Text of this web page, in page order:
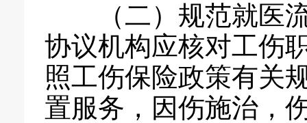
（二）规范就医流
协议机构应核对工伤
照工伤保险政策有关
置服务，因伤施治，